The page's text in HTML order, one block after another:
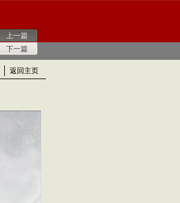
上一篇
下一篇
返回主页